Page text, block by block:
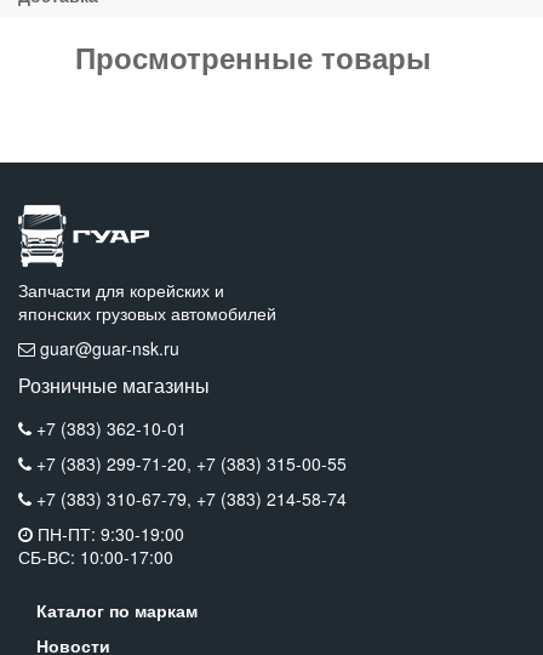
Просмотренные товары
Запчасти для корейских и
японских грузовых автомобилей
guar@guar-nsk.ru
Розничные магазины
+7 (383) 362-10-01
+7 (383) 299-71-20, +7 (383) 315-00-55
+7 (383) 310-67-79, +7 (383) 214-58-74
ПН-ПТ: 9:30-19:00
СБ-ВС: 10:00-17:00
Каталог по маркам
Новости